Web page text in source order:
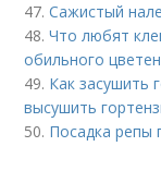
47.Сажистый
48.Что любят
обильного
49. Как засушить
высушить
50. Посадка репы